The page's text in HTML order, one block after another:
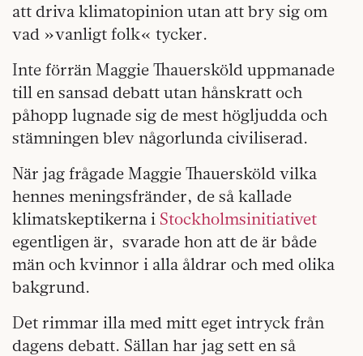
att driva klimatopinion utan att bry sig om
vad »vanligt folk« tycker.
Inte förrän Maggie Thauersköld uppmanade
till en sansad debatt utan hånskratt och
påhopp lugnade sig de mest högljudda och
stämningen blev någorlunda civiliserad.
När jag frågade Maggie Thauersköld vilka
hennes meningsfränder, de så kallade
klimatskeptikerna i Stockholmsinitiativet
egentligen är, svarade hon att de är både
män och kvinnor i alla åldrar och med olika
bakgrund.
Det rimmar illa med mitt eget intryck från
dagens debatt. Sällan har jag sett en så